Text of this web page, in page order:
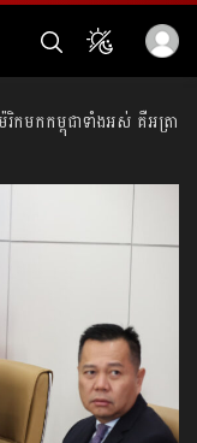
កមកកម្ពុជាទាំងអស់ គឺអត្រា